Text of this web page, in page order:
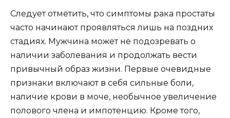
Следует отметить, что симптомы рака простаты
часто начинают проявляться лишь на поздних
стадиях. Мужчина может не подозревать о
наличии заболевания и продолжать вести
привычный образ жизни. Первые очевидные
признаки включают в себя сильные боли,
наличие крови в моче, необычное увеличение
полового члена и импотенцию. Кроме того,